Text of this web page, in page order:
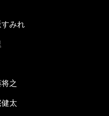
みれ
之
太